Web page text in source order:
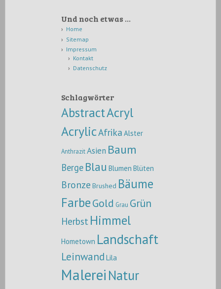
Und noch etwas …
Home
Sitemap
Impressum
Kontakt
Datenschutz
Schlagwörter
AbstractAcryl
AcrylicAfrika Alster
AnthrazitAsien Baum
Berge Blau Blumen Blüten
Bronze Brushed Bäume
FarbeGold Grau Grün
Herbst Himmel
Hometown Landschaft
Leinwand Lila
Malerei Natur